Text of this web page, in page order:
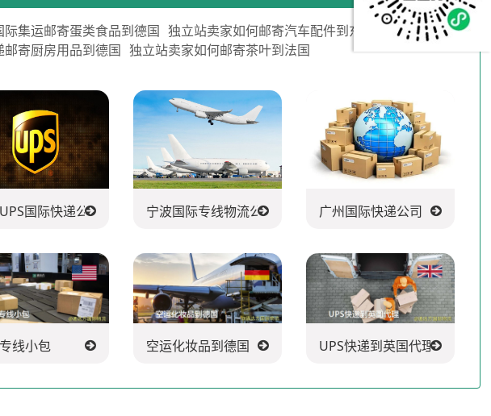
集运邮寄蛋类食品到德国 独立站卖家如何邮寄汽车配件到东南亚
寄厨房用品到德国 独立站卖家如何邮寄茶叶到法国
国际快递公司 宁波国际专线物流公司 广州国际快递公司
线小包 空运化妆品到德国 UPS快递到英国代理